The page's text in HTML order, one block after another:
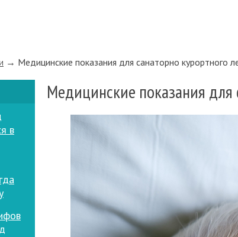
→ Медицинские показания для санаторно курортного
в
Медицинские показания для